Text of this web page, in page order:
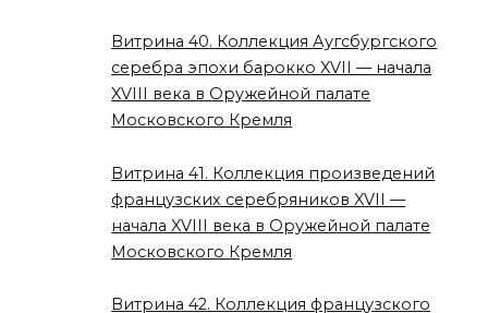
Витрина 40. Коллекция Аугсбургского
серебра эпохи барокко XVII — начала
XVIII века в Оружейной палате
Московского Кремля
Витрина 41. Коллекция произведений
французских серебряников XVII —
начала XVIII века в Оружейной палате
Московского Кремля
Витрина 42. Коллекция французского